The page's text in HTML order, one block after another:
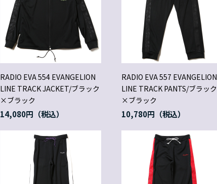
RADIO EVA 554 EVANGELION
LINE TRACK JACKET/ブラック
×ブラック
14,080円
RADIO EVA 557 EVANGELION
LINE TRACK PANTS/ブラック
×ブラック
10,780円